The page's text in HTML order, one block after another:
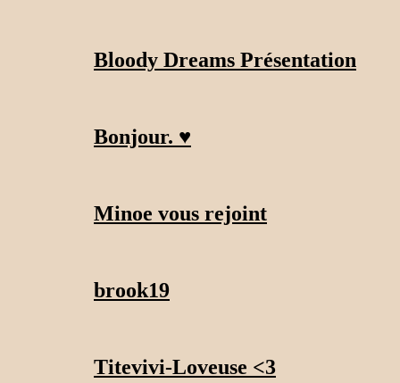
Bloody Dreams Présentation
Bonjour. ♥
Minoe vous rejoint
brook19
Titevivi-Loveuse <3